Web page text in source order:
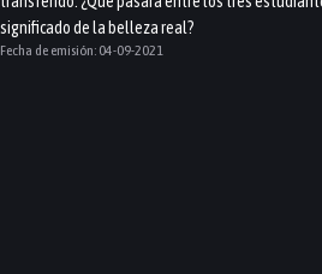
significado de la belleza real?
Fecha de emisión: 04-09-2021